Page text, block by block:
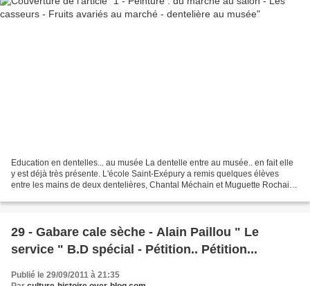
Education en dentelles... au musée La dentelle entre au musée.. en fait elle
y est déjà très présente. L'école Saint-Exépury a remis quelques élèves
entre les mains de deux dentelières, Chantal Méchain et Muguette Rochais.
29 - Gabare cale sèche - Alain Paillou " Le
service " B.D spécial - Pétition.. Pétition...
Publié le 29/09/2011 à 21:35